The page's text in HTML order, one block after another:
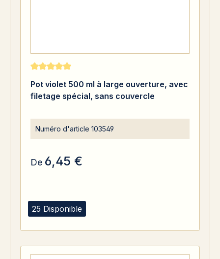
25 Disponible
Note moyenne de 5 sur 5 étoiles
Pot violet 500 ml à large ouverture, avec
filetage spécial, sans couvercle
Numéro d'article 103549
De 6,45 €